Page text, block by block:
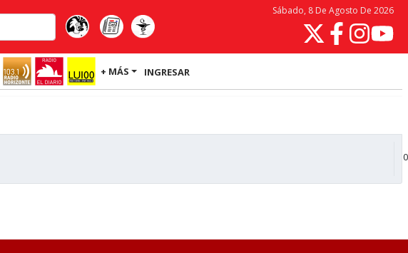
Sábado, 8 De Agosto De 2026
+ MÁS INGRESAR